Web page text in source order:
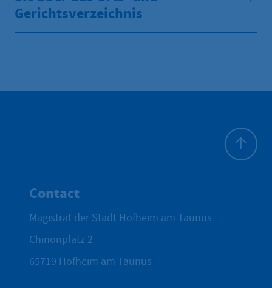
Gerichtsverzeichnis
Contact
Magistrat der Stadt Hofheim am Taunus
Chinonplatz 2
65719 Hofheim am Taunus